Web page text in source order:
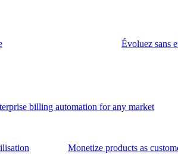
Évoluez sans
billing automation for any market
Monetize products as